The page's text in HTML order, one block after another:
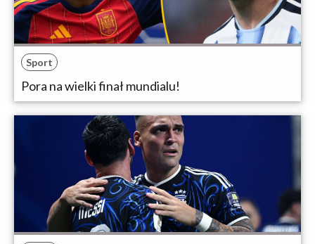
Sport
Pora na wielki finał mundialu!